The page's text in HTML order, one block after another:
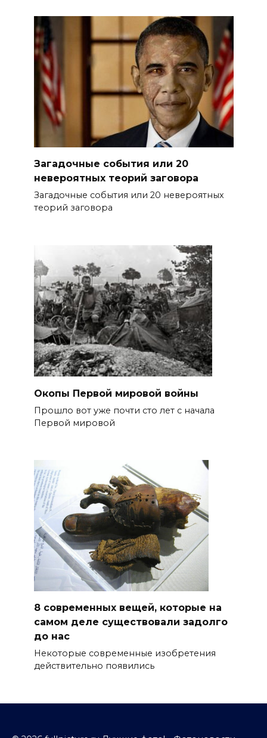
Загадочные события или 20
невероятных теорий заговора
Загадочные события или 20 невероятных
теорий заговора
Окопы Первой мировой войны
Прошло вот уже почти сто лет с начала
Первой мировой
8 современных вещей, которые на
самом деле существовали задолго
до нас
Некоторые современные изобретения
действительно появились